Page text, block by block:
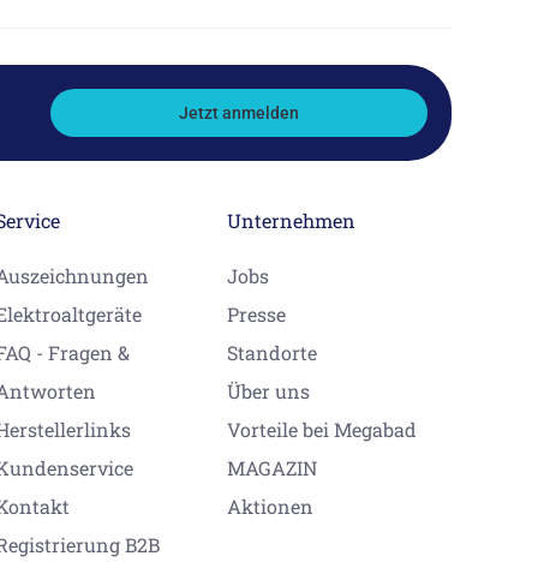
Jetzt anmelden
- Fragen &
B2B
Unternehmen
Jobs
Presse
Standorte
Über uns
Vorteile bei Megabad
MAGAZIN
Aktionen